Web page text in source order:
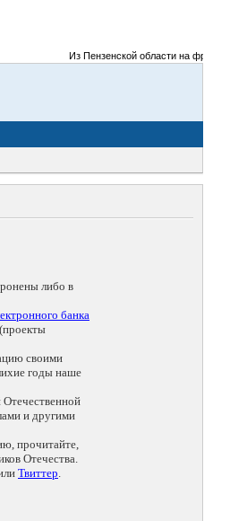
Из Пензенской области на фронты
либо в
банка
(проекты
своими
годы наше
и другими
прочитайте,
Отечества.
Твиттер.